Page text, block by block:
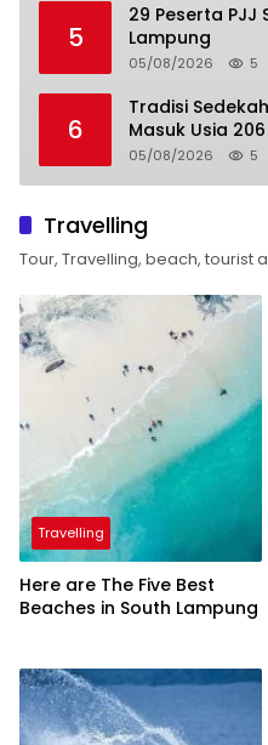
5
29 Peserta PJJ Siap
Lampung
05/08/2026 5
6
Tradisi
Masuk Usia
05/08/2026 5
Travelling
Tour, Travelling, beach, tourist
Travelling
Here are The Five Best
Beaches in South Lampung